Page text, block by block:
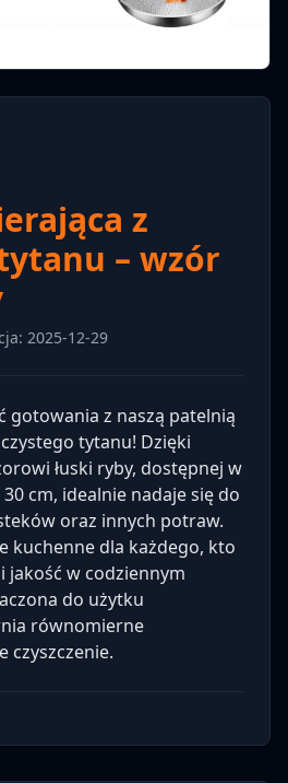
z
– wzór
2025-12-29
gotowania z naszą patelnią
tytanu! Dzięki
łuski ryby, dostępnej w
cm, idealnie nadaje się do
oraz innych potraw.
kuchenne dla każdego, kto
jakość w codziennym
do użytku
równomierne
czyszczenie.